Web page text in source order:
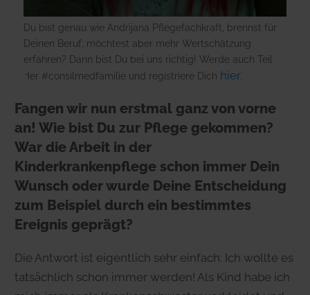
Du bist genau wie Andrijana Pflegefachkraft, brennst für
Deinen Beruf, möchtest aber mehr Wertschätzung
erfahren? Dann bist Du bei uns richtig! Werde auch Teil
der #consilmedfamilie und registriere Dich hier.
Fangen wir nun erstmal ganz von vorne
an! Wie bist Du zur Pflege gekommen?
War die Arbeit in der
Kinderkrankenpflege schon immer Dein
Wunsch oder wurde Deine Entscheidung
zum Beispiel durch ein bestimmtes
Ereignis geprägt?
Die Antwort ist eigentlich sehr einfach: Ich wollte es
tatsächlich schon immer werden! Als Kind habe ich